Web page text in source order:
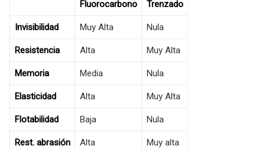
Fluorocarbono Trenzado
Invisibilidad Muy Alta Nula
Resistencia Alta Muy Alta
Memoria Media Nula
Elasticidad Alta Muy Alta
Flotabilidad Baja Nula
Rest. abrasión Alta Muy alta